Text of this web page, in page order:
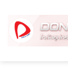
content